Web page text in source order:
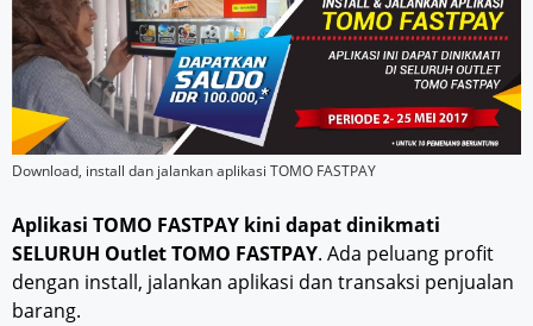
Download, install dan jalankan aplikasi TOMO FASTPAY
Aplikasi TOMO FASTPAY kini dapat dinikmati
SELURUH Outlet TOMO FASTPAY. Ada peluang profit
dengan install, jalankan aplikasi dan transaksi penjualan
barang.